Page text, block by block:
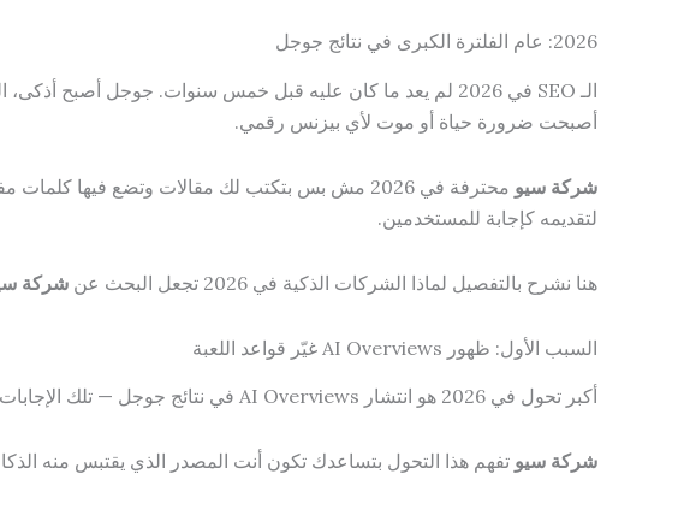
2026: عام الفلترة الكبرى في نتائج جوجل
الـ SEO في 2026 لم يعد ما كان عليه قبل خمس سنوات. جوجل أصبح أذكى، المستخدمون أكثر تطلباً، والمنافسة أشرس. في هذا الواقع، الحاجة إلى
أصبحت ضرورة حياة أو موت لأي بيزنس رقمي.
شركة سيو
محترفة في 2026 مش بس بتكتب لك مقالات وتضع
لتقديمه كإجابة للمستخدمين.
هنا نشرح بالتفصيل لماذا الشركات الذكية في 2026 تجعل البحث عن شركة
السبب الأول: ظهور AI Overviews غيّر قواعد اللعبة
أكبر تحول في 2026 هو انتشار AI Overviews في نتائج جوجل — تلك الإجابات التلقائية التي تظهر أعلى النتائج وتقدم للمستخدم إجابة مباشرة دون الحاجة للنقر على أي رابط.
شركة سيو تفهم هذا التحول بتساعدك تكون أنت المصدر الذي يقتبس منه